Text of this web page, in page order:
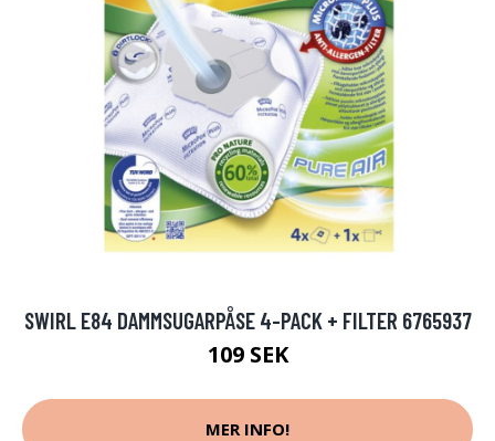
SWIRL E84 DAMMSUGARPÅSE 4-PACK + FILTER 6765937
109 SEK
MER INFO!